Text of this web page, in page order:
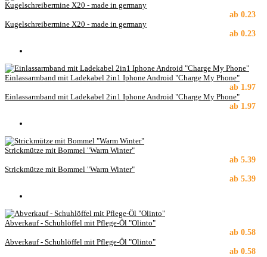
Kugelschreibermine X20 - made in germany
ab 0.23
Kugelschreibermine X20 - made in germany
ab 0.23
Einlassarmband mit Ladekabel 2in1 Iphone Android "Charge My Phone"
ab 1.97
Einlassarmband mit Ladekabel 2in1 Iphone Android "Charge My Phone"
ab 1.97
Strickmütze mit Bommel "Warm Winter"
ab 5.39
Strickmütze mit Bommel "Warm Winter"
ab 5.39
Abverkauf - Schuhlöffel mit Pflege-Öl "Olinto"
ab 0.58
Abverkauf - Schuhlöffel mit Pflege-Öl "Olinto"
ab 0.58